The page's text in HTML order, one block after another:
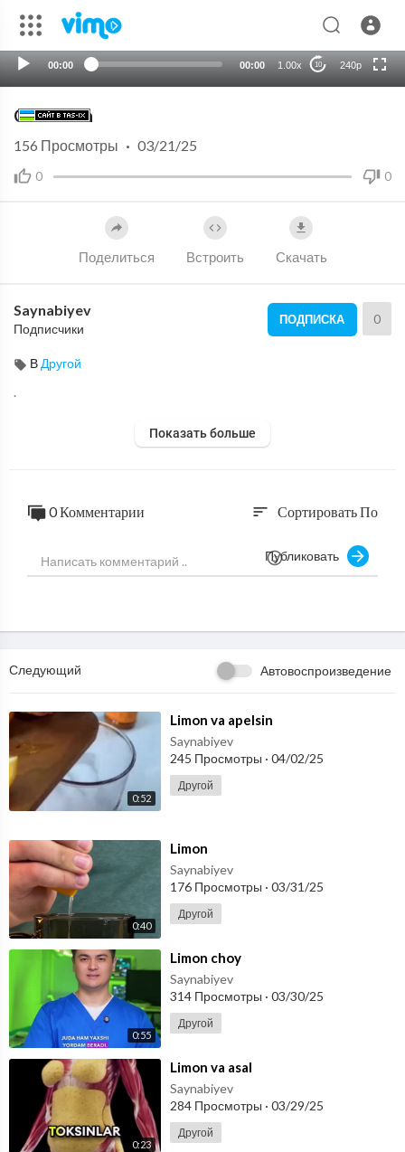
00:00 00:00 1.00x 10 240p
HD
Cofe limon
0 0
156 Просмотры · 03/21/25
Поделиться Встроить Скачать
Saynabiyev
Подписчики
ПОДПИСКА 0
В Другой
.
Показать больше
0 Комментарии sort Сортировать По
Публиковать
Следующий Автовоспроизведение
0:52
⁣Limon va apelsin
Saynabiyev
245 Просмотры · 04/02/25
Другой
0:40
⁣Limon
Saynabiyev
176 Просмотры · 03/31/25
Другой
0:55
⁣Limon choy
Saynabiyev
314 Просмотры · 03/30/25
Другой
0:23
⁣Limon va asal
Saynabiyev
284 Просмотры · 03/29/25
Другой